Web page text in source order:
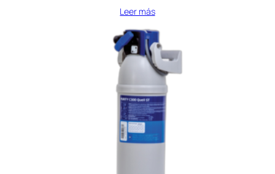
Leer más